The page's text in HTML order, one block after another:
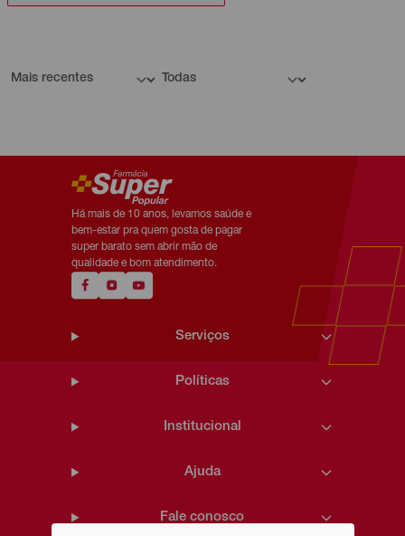
Há mais de 10 anos, levamos saúde e
bem-estar pra quem gosta de pagar
super barato sem abrir mão de
qualidade e bom atendimento.
Serviços
Políticas
Institucional
Ajuda
Fale conosco